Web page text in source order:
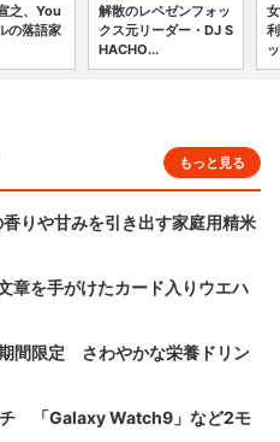
之、You
の落語家
解散のレペゼンフォッ
クス元リーダー・DJ S
HACHO...
もっと見る
りや甘みを引き出す家庭用精米
章を手がけたカード入りウエハ
間限定 さわやかな栄養ドリン
チ 「Galaxy Watch9」など2モ